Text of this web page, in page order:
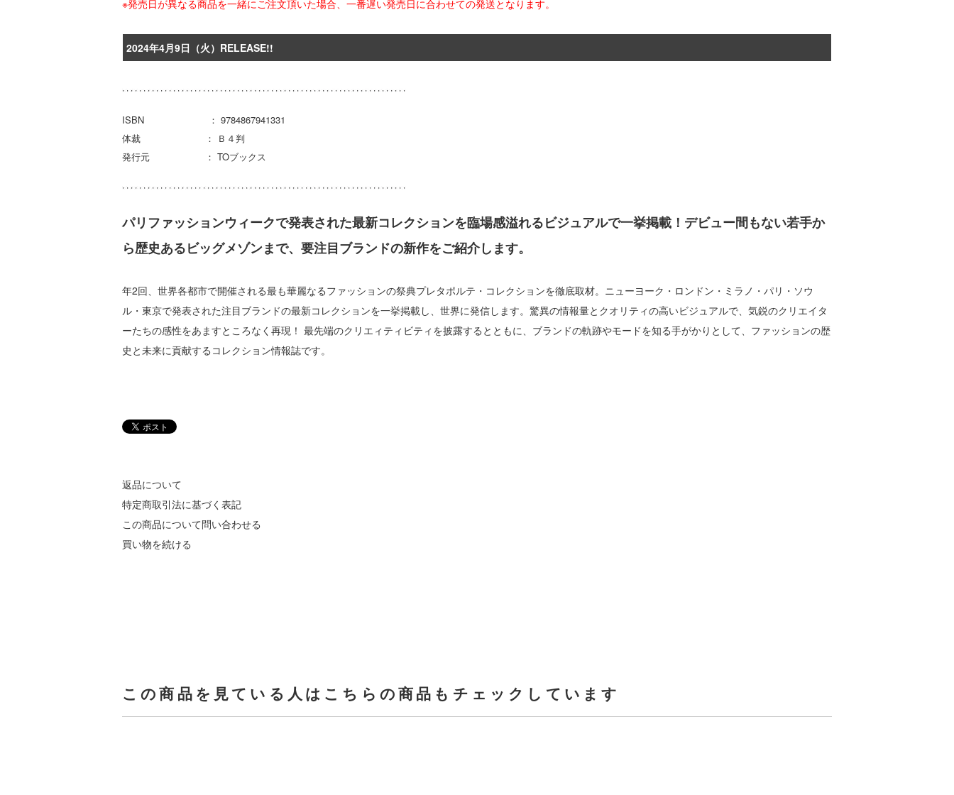
※発売日が異なる商品を一緒にご注文頂いた場合、一番遅い発売日に合わせての発送となります。
2024年4月9日（火）RELEASE!!
ISBN ： 9784867941331
体裁 ： Ｂ４判
発行元 ： TOブックス
パリファッションウィークで発表された最新コレクションを臨場感溢れるビジュアルで一挙掲載！デビュー間もない若手か
ら歴史あるビッグメゾンまで、要注目ブランドの新作をご紹介します。
年2回、世界各都市で開催される最も華麗なるファッションの祭典プレタポルテ・コレクションを徹底取材。ニューヨーク・ロンドン・ミラノ・パリ・ソウ
ル・東京で発表された注目ブランドの最新コレクションを一挙掲載し、世界に発信します。驚異の情報量とクオリティの高いビジュアルで、気鋭のクリエイタ
ーたちの感性をあますところなく再現！ 最先端のクリエィティビティを披露するとともに、ブランドの軌跡やモードを知る手がかりとして、ファッションの歴
史と未来に貢献するコレクション情報誌です。
返品について
特定商取引法に基づく表記
この商品について問い合わせる
買い物を続ける
この商品を見ている人はこちらの商品もチェックしています